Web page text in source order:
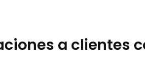
a clientes